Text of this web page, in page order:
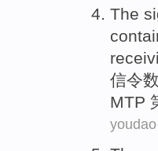
The
信令
MTP
youdao